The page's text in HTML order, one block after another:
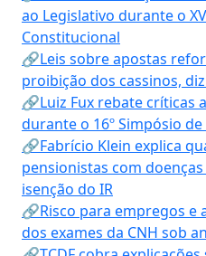
ao Legislativo durante o
Constitucional
🔗Leis sobre apostas
proibição dos cassinos,
🔗Luiz Fux rebate críticas
durante o 16º Simpósio
🔗Fabrício Klein explica
pensionistas com
isenção do IR
🔗Risco para empregos e
dos exames da CNH sob